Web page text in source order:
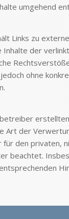
umgehend
Links zu
Inhalte der
ohne
Art der
für den privaten,
beachtet.